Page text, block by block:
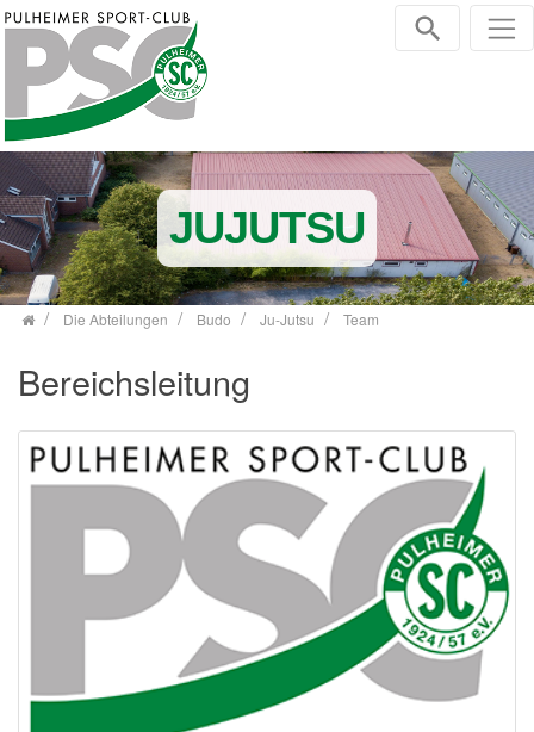
Zum Inhalt springen
JUJUTSU
Die Abteilungen Budo Ju-Jutsu Team
Bereichsleitung